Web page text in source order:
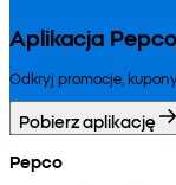
Aplikacja
Odkryj promocje,
Pobierz aplikację
Pepco